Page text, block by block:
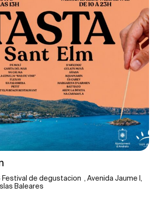
de degustacion , Avenida Jaume I,
Baleares